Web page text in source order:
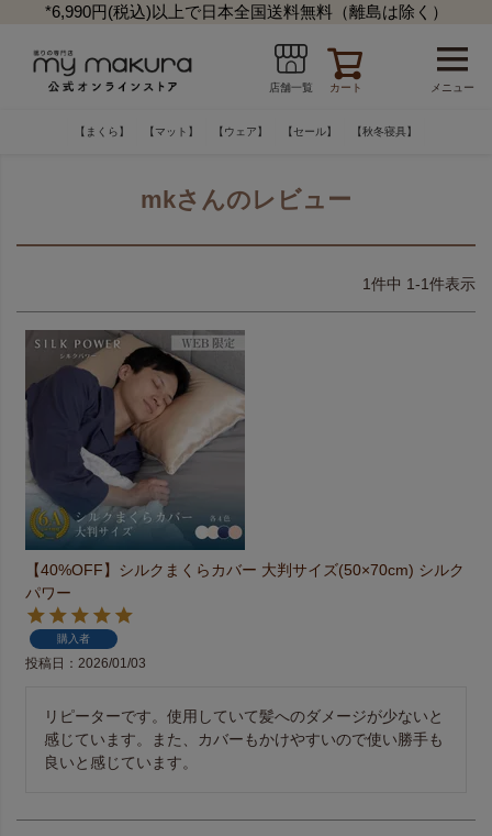
*6,990円(税込)以上で日本全国送料無料（離島は除く）
店舗一覧 カート メニュー
【まくら】 【マット】 【ウェア】 【セール】 【秋冬寝具】
mkさんのレビュー
1件中 1-1件表示
【40%OFF】シルクまくらカバー 大判サイズ(50×70cm) シルク
パワー
購入者
投稿日 2026/01/03
リピーターです。使用していて髪へのダメージが少ないと
感じています。また、カバーもかけやすいので使い勝手も
良いと感じています。